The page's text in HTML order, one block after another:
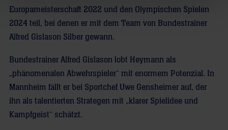
Europameisterschaft 2022 und den Olympischen Spielen
2024 teil, bei denen er mit dem Team von Bundestrainer
Alfred Gislason Silber gewann.
Bundestrainer Alfred Gislason lobt Heymann als
„phänomenalen Abwehrspieler“ mit enormem Potenzial. In
Mannheim fällt er bei Sportchef Uwe Gensheimer auf, der
ihn als talentierten Strategen mit „klarer Spielidee und
Kampfgeist“ schätzt.